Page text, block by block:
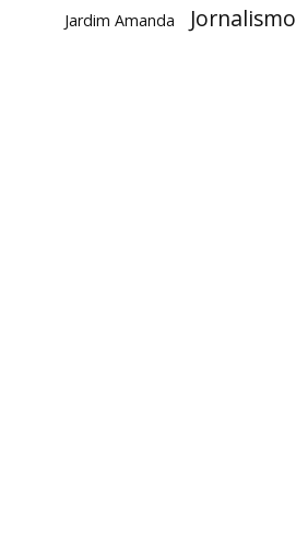
Jardim Amanda Jornalismo